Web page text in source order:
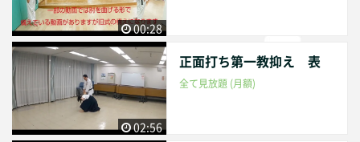
00:28
02:56
正面打ち第一教抑え 表
全て見放題 (月額)